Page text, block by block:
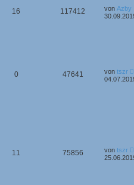
16 117412 von Azby
0 47641 von tszr
11 75856 von tszr